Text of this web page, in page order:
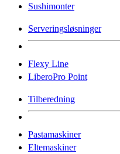
Sushimonter
Serveringsløsninger
Flexy Line
LiberoPro Point
Tilberedning
Pastamaskiner
Eltemaskiner